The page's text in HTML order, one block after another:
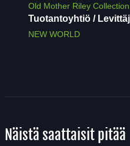
Old Mother Riley Collection
Tuotantoyhtiö /
NEW WORLD
Näistä saattaisit pitää